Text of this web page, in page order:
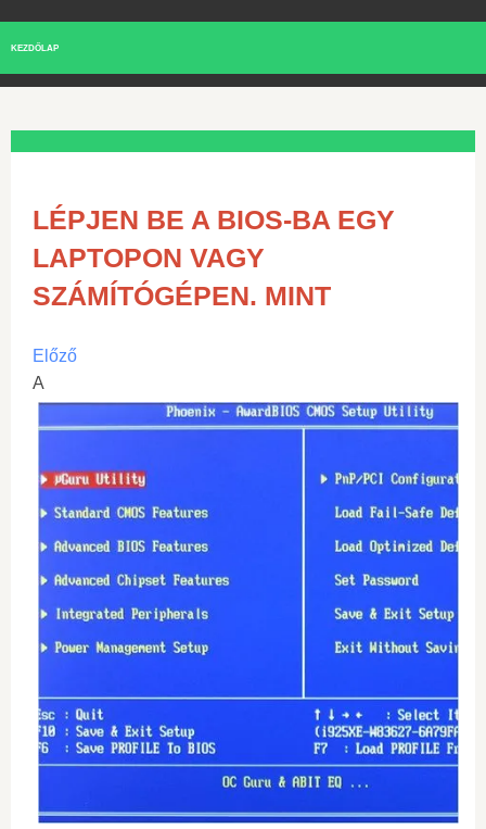
KEZDŐLAP
LÉPJEN BE A BIOS-BA EGY
LAPTOPON VAGY
SZÁMÍTÓGÉPEN. MINT
Előző
A